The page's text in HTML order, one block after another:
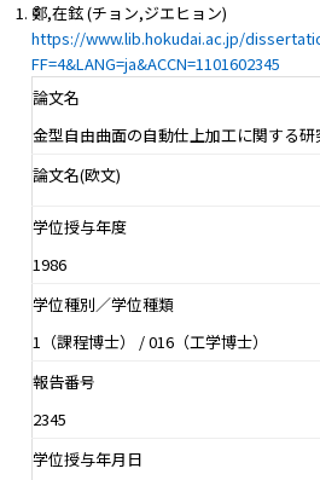
鄭,在鉉 (チョン,ジエヒョン)
https://www.lib.hokudai.ac.jp/
FF=4&LANG=ja&ACCN=1101602345
論文名
金型自由曲面の自動仕上加工に関する研
論文名(欧文)
学位授与年度
1986
学位種別／学位種類
1（課程博士） / 016（工学博士）
報告番号
2345
学位授与年月日